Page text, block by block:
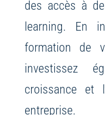
des accès à
learning. En
formation de
investissez
croissance et
entreprise.